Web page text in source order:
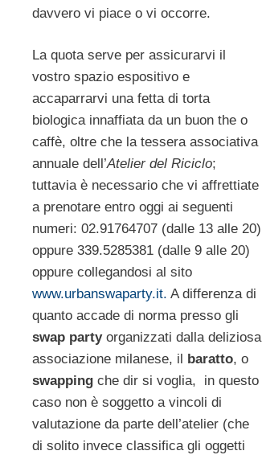
davvero vi piace o vi occorre.
La quota serve per assicurarvi il
vostro spazio espositivo e
accaparrarvi una fetta di torta
biologica innaffiata da un buon the o
caffè, oltre che la tessera associativa
annuale dell’Atelier del Riciclo;
tuttavia è necessario che vi affrettiate
a prenotare entro oggi ai seguenti
numeri: 02.91764707 (dalle 13 alle 20)
oppure 339.5285381 (dalle 9 alle 20)
oppure collegandosi al sito
www.urbanswaparty.it. A differenza di
quanto accade di norma presso gli
swap partyorganizzati dalla deliziosa
associazione milanese, il
baratto, o
swapping che dir si voglia, in questo
caso non è soggetto a vincoli di
valutazione da parte dell’atelier (che
di solito invece classifica gli oggetti